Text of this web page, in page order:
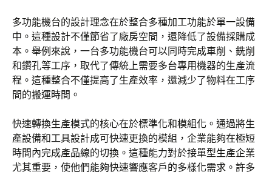
多功能機台的設計理念在於整合多種加工功能於單一設備
中。這種設計不僅節省了廠房空間，還降低了設備採購成
本。舉例來說，一台多功能機台可以同時完成車削、銑削
和鑽孔等工序，取代了傳統上需要多台專用機器的生產流
程。這種整合不僅提高了生產效率，還減少了物料在工序
間的搬運時間。
快速轉換生產模式的核心在於標準化和模組化。通過將生
產設備和工具設計成可快速更換的模組，企業能夠在極短
時間內完成產品線的切換。這種能力對於接單型生產企業
尤其重要，使他們能夠快速響應客戶的多樣化需求。許多